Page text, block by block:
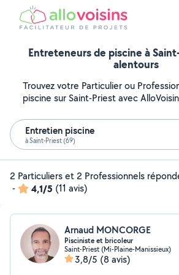
Entreteneurs de piscine à
alentours
Trouvez votre Particulier ou
piscine sur Saint-Priest avec
Entretien piscine
à Saint-Priest (69)
2 Particuliers et 2 Professionnels
-
4,1/5 (11 avis)
Arnaud MONCORGE
Pisciniste et bricoleur
Saint-Priest (Mi-Plaine-Manissieux)
3,8/5 (8 avis)